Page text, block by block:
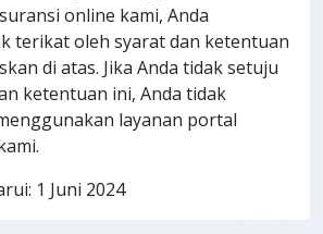
online kami, Anda
terikat oleh syarat dan ketentuan
di atas. Jika Anda tidak setuju
ketentuan ini, Anda tidak
layanan portal
1 Juni 2024